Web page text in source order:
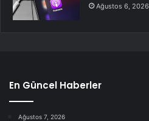
Ağustos 6, 2026
En Güncel Haberler
Ağustos 7, 2026